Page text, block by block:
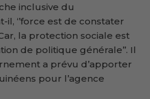
inclusive du
‘’force est de constater
la protection sociale est
de politique générale’’. Il
a prévu d’apporter
pour l’agence